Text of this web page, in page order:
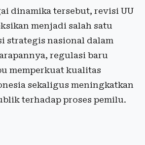
dinamika tersebut, revisi UU
menjadi salah satu
strategis nasional dalam
regulasi baru
memperkuat kualitas
sekaligus meningkatkan
terhadap proses pemilu.